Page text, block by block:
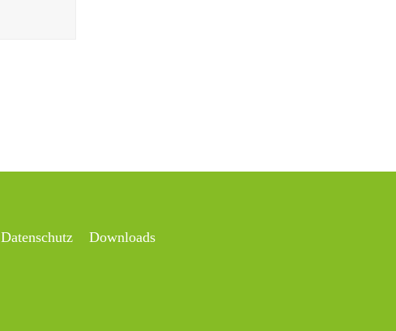
Datenschutz Downloads